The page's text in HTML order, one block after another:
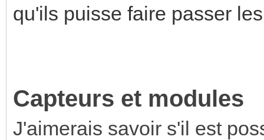
qu'ils puisse faire passer
Capteurs et modules
J'aimerais savoir s'il est